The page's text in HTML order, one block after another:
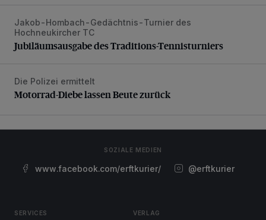
Jubiläumsausgabe des Traditions-Tennisturniers
Jakob-Hombach-Gedächtnis-Turnier des
Hochneukircher TC
Jubiläumsausgabe des Traditions-Tennisturniers
Motorrad-Diebe lassen Beute zurück
Die Polizei ermittelt
Motorrad-Diebe lassen Beute zurück
SOZIALE MEDIEN
www.facebook.com/erftkurier/ @erftkurier
SERVICES VERLAG